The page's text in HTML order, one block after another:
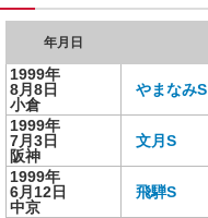
年月日
1999年
8月8日
小倉
やまなみS
1999年
7月3日
阪神
文月S
1999年
6月12日
中京
飛騨S